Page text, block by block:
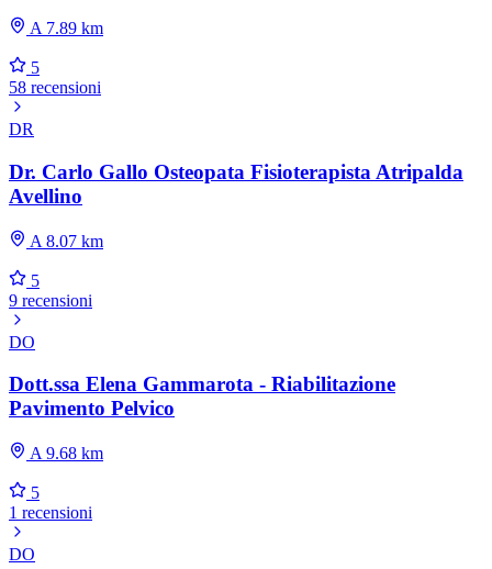
A 7.89 km
5
58 recensioni
DR
Dr. Carlo Gallo Osteopata Fisioterapista Atripalda
Avellino
A 8.07 km
5
9 recensioni
DO
Dott.ssa Elena Gammarota - Riabilitazione
Pavimento Pelvico
A 9.68 km
5
1 recensioni
DO